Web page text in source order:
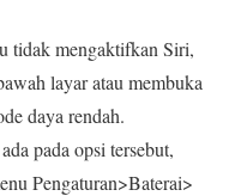
tidak mengaktifkan Siri,
layar atau membuka
daya rendah.
pada opsi tersebut,
Pengaturan>Baterai>